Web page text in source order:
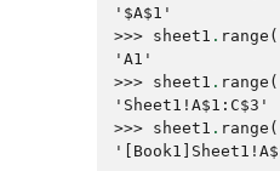
'$A$1'
>>> sheet1 . range
'A1'
>>> sheet1 . range
'Sheet1!A$1:C$3'
>>> sheet1 . range